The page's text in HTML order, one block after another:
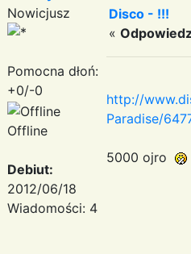
Nowicjusz
Pomocna dłoń:
+0/-0
Offline
Debiut:
2012/06/18
Wiadomości: 4
Disco - !!!
«
http://
Paradise/
5000 ojro